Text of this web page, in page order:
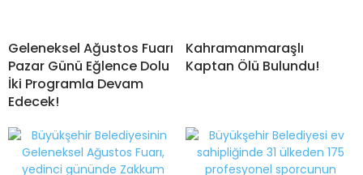
Geleneksel Ağustos Fuarı
Pazar Günü Eğlence Dolu
İki Programla Devam
Edecek!
Kahramanmaraşlı
Kaptan Ölü Bulundu!